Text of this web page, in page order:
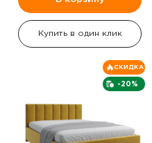
Купить в один клик
-20%
СКИДКА